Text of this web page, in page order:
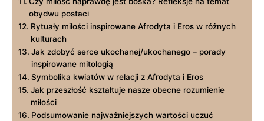
obydwu postaci
Rytuały miłości inspirowane Afrodyta i Eros w różnych
kulturach
Jak zdobyć serce ukochanej/ukochanego – porady
inspirowane mitologią
Symbolika kwiatów w relacji z Afrodyta i Eros
Jak przeszłość kształtuje nasze obecne rozumienie
miłości
Podsumowanie najważniejszych wartości uczuć